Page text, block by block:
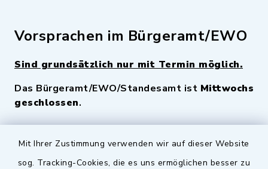
Mit Ihrer Zustimmung verwenden wir auf dieser Website
sog. Tracking-Cookies, die es uns ermöglichen besser zu
Vorsprachen im Bürgeramt/EWO
Sind grundsätzlich nur mit Termin möglich.
Das Bürgeramt/EWO/Standesamt ist Mittwochs
geschlossen.
Quicklinks